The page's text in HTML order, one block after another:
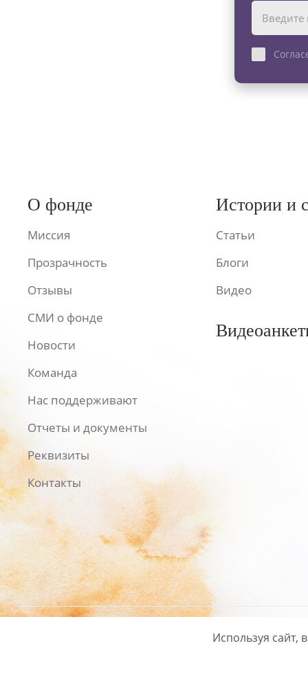
О фонде
Миссия
Прозрачность
Отзывы
СМИ о фонде
Новости
Команда
Нас поддерживают
Отчеты и документы
Реквизиты
Контакты
Истории и
Статьи
Блоги
Видео
Политика
Используя сайт,